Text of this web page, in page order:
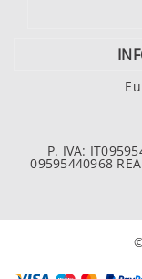
P. IVA:
09595440968